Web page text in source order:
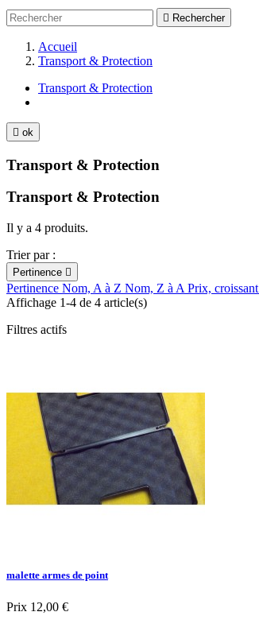
 Rechercher
Accueil
Transport & Protection
Transport & Protection
 ok
Transport & Protection
Transport & Protection
Il y a 4 produits.
Trier par :
Pertinence 
Pertinence Nom, A à Z Nom, Z à A Prix, croissant
Affichage 1-4 de 4 article(s)
Filtres actifs
malette armes de point
Prix 12,00 €